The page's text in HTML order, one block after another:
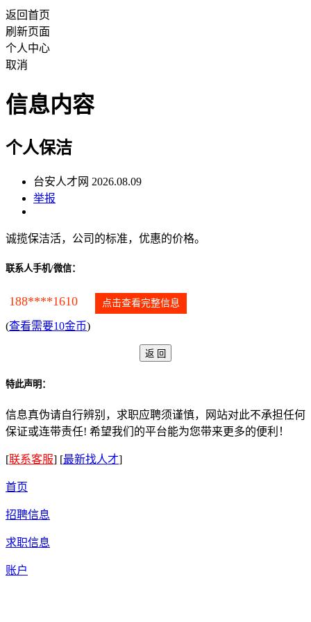
返回首页
刷新页面
个人中心
取消
信息内容
个人保洁
台安人才网 2026.08.09
举报
诚揽保洁活，公司的标准，优惠的价格。
联系人手机/微信：
188****1610 点击查看完整信息
(查看需要10金币)
特此声明：
信息真伪请自行辨别，求职应聘须谨慎，网站对此不承担任何
保证或连带责任! 希望我们的平台能为您带来更多的便利！
[联系客服] [最新找人才]
首页
招聘信息
求职信息
账户